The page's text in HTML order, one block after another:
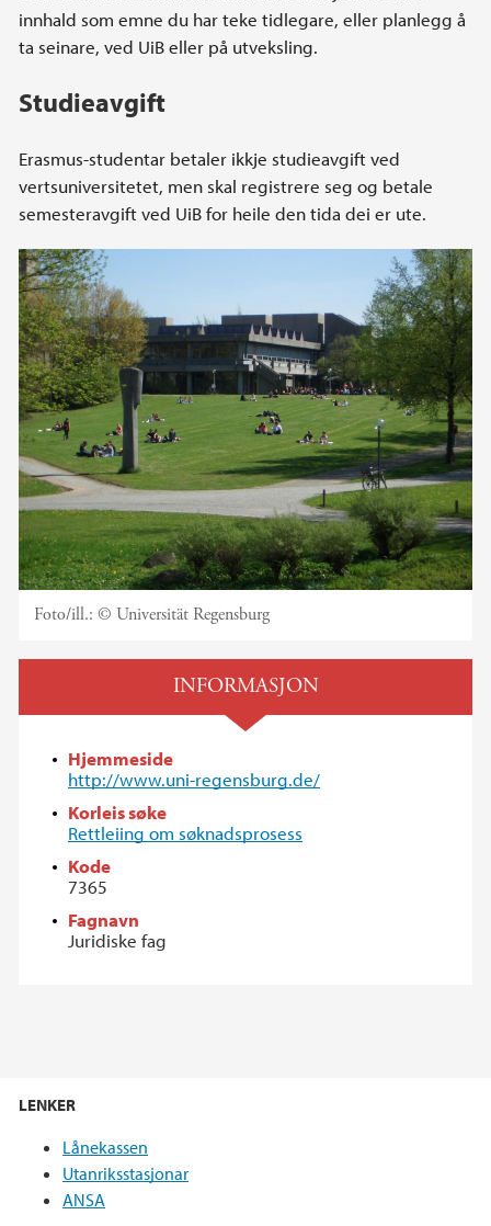
innhald som emne du har teke tidlegare, eller planlegg å
ta seinare, ved UiB eller på utveksling.
Studieavgift
Erasmus-studentar betaler ikkje studieavgift ved
vertsuniversitetet, men skal registrere seg og betale
semesteravgift ved UiB for heile den tida dei er ute.
Foto/ill.: © Universität Regensburg
INFORMASJON
Hjemmeside
http://www.uni-regensburg.de/
Korleis søke
Rettleiing om søknadsprosess
Kode
7365
Fagnavn
Juridiske fag
LENKER
Lånekassen
Utanriksstasjonar
ANSA